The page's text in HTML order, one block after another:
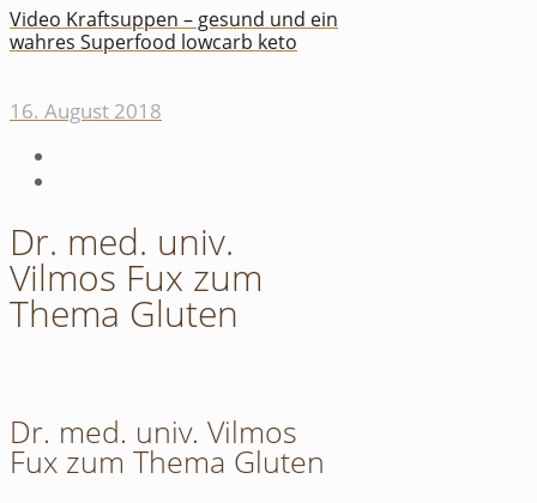
Video Kraftsuppen – gesund und ein
wahres Superfood lowcarb keto
16. August 2018
Dr. med. univ.
Vilmos Fux zum
Thema Gluten
Dr. med. univ. Vilmos
Fux zum Thema Gluten